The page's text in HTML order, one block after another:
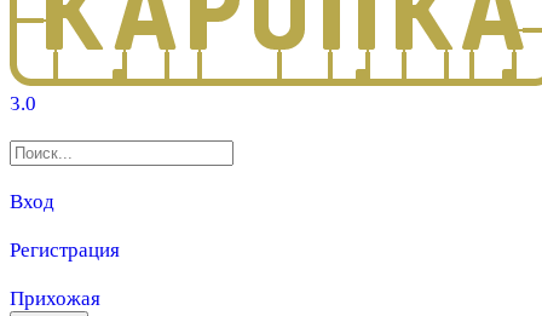
3.0
Вход
Регистрация
Прихожая